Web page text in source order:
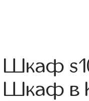
Шкаф
Шкаф в